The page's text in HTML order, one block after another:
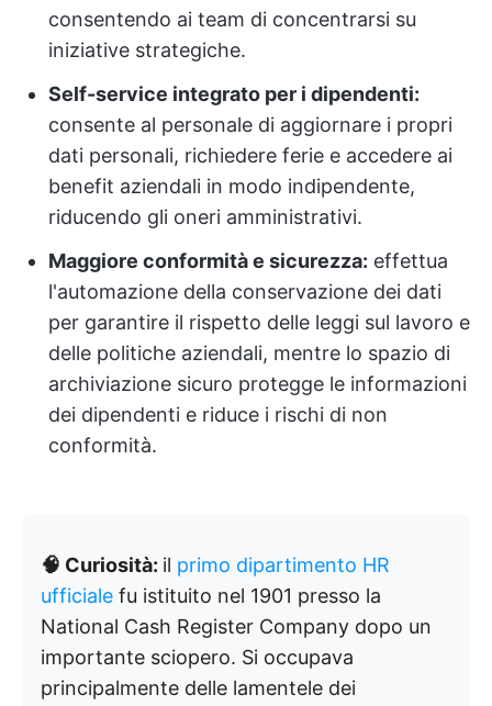
consentendo ai team di concentrarsi su
iniziative strategiche.
Self-service integrato per i dipendenti:
consente al personale di aggiornare i propri
dati personali, richiedere ferie e accedere ai
benefit aziendali in modo indipendente,
riducendo gli oneri amministrativi.
Maggiore conformità e sicurezza: effettua
l'automazione della conservazione dei dati
per garantire il rispetto delle leggi sul lavoro e
delle politiche aziendali, mentre lo spazio di
archiviazione sicuro protegge le informazioni
dei dipendenti e riduce i rischi di non
conformità.
🧠 Curiosità: il primo dipartimento HR
ufficiale fu istituito nel 1901 presso la
National Cash Register Company dopo un
importante sciopero. Si occupava
principalmente delle lamentele dei